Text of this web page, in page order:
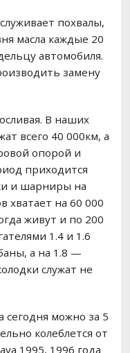
похвалы,
масла каждые 20
автомобиля.
замену
В наших
всего 40 000км, а
опорой и
приходится
и шарниры на
хватает на 60 000
живут и по 200
1.4 и 1.6
а на 1.8 —
служат не
сегодня можно за 5
колеблется от
1995, 1996 года